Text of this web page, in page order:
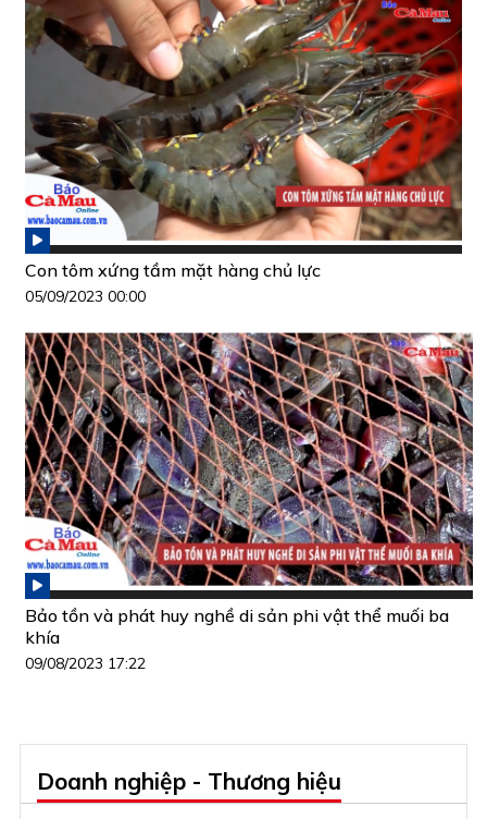
Con tôm xứng tầm mặt hàng chủ lực
05/09/2023 00:00
Bảo tồn và phát huy nghề di sản phi vật thể muối ba
khía
09/08/2023 17:22
Doanh nghiệp - Thương hiệu